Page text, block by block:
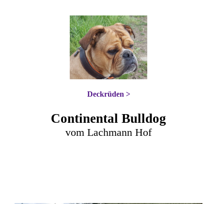
Continental Bulldog
vom Lachmann Hof
Deckrüden >